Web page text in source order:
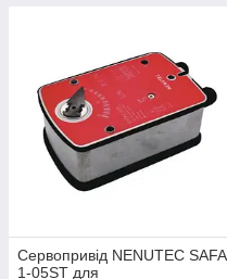
Сервопривід NENUTEC SAFA
1-05ST для